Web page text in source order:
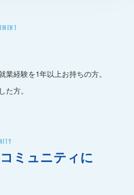
業経験を1年以上お持ちの方。
た方。
ミュニティに